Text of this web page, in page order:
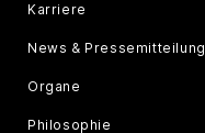
Karriere
News & Pressemitteilung
Organe
Philosophie